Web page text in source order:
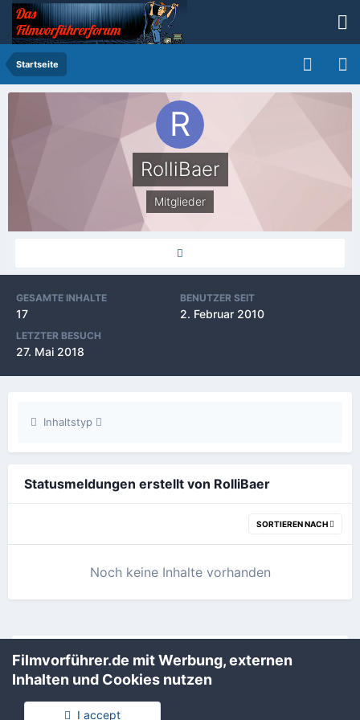
Startseite
RolliBaer
Mitglieder
GESAMTE INHALTE
17
BENUTZER SEIT
2. Februar 2010
LETZTER BESUCH
27. Mai 2018
Inhaltstyp
Statusmeldungen erstellt von RolliBaer
SORTIEREN NACH
Noch keine Inhalte vorhanden
Filmvorführer.de via Google durchsuchen:
Sprache Impressum / Datenschutzerklärung
Filmvorführer.de mit Werbung, externen
Inhalten und Cookies nutzen
I accept